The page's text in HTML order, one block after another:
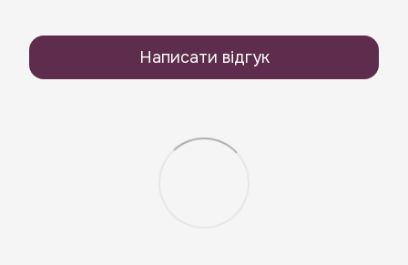
Написати відгук